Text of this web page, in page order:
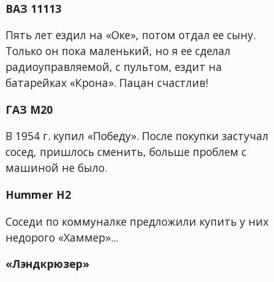
ВАЗ 11113
Пять лет ездил на «Оке», потом отдал ее сыну.
Только он пока маленький, но я ее сделал
радиоуправляемой, с пультом, ездит на
батарейках «Крона». Пацан счастлив!
ГАЗ М20
В 1954 г. купил «Победу». После покупки застучал
сосед, пришлось сменить, больше проблем с
машиной не было.
Hummer H2
Соседи по коммуналке предложили купить у них
недорого «Хаммер»...
«Лэндкрюзер»